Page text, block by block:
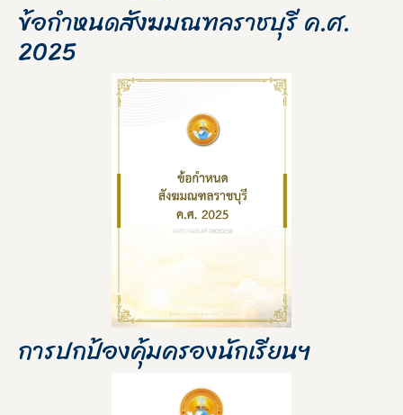
ข้อกำหนดสังฆมณฑลราชบุรี ค.ศ.
2025
การปกป้องคุ้มครองนักเรียนฯ